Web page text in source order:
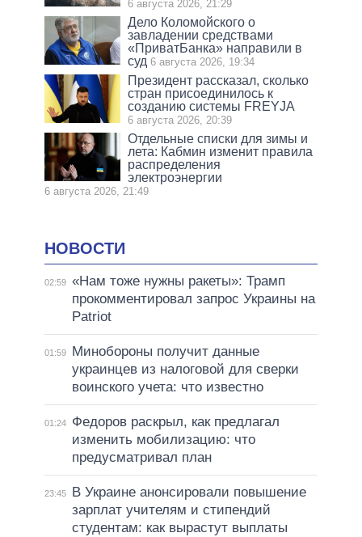
6 августа 2026, 21:29
Дело Коломойского о
завладении средствами
«ПриватБанка» направили в
суд 6 августа 2026, 19:34
Президент рассказал, сколько
стран присоединилось к
созданию системы FREYJA
6 августа 2026, 20:39
Отдельные списки для зимы и
лета: Кабмин изменит правила
распределения
электроэнергии
6 августа 2026, 21:49
НОВОСТИ
02:59 «Нам тоже нужны ракеты»: Трамп
прокомментировал запрос Украины на
Patriot
01:59
Минобороны получит данные
украинцев из налоговой для сверки
воинского учета: что известно
01:24
Федоров раскрыл, как предлагал
изменить мобилизацию: что
предусматривал план
23:45
В Украине анонсировали повышение
зарплат учителям и стипендий
студентам: как вырастут выплаты